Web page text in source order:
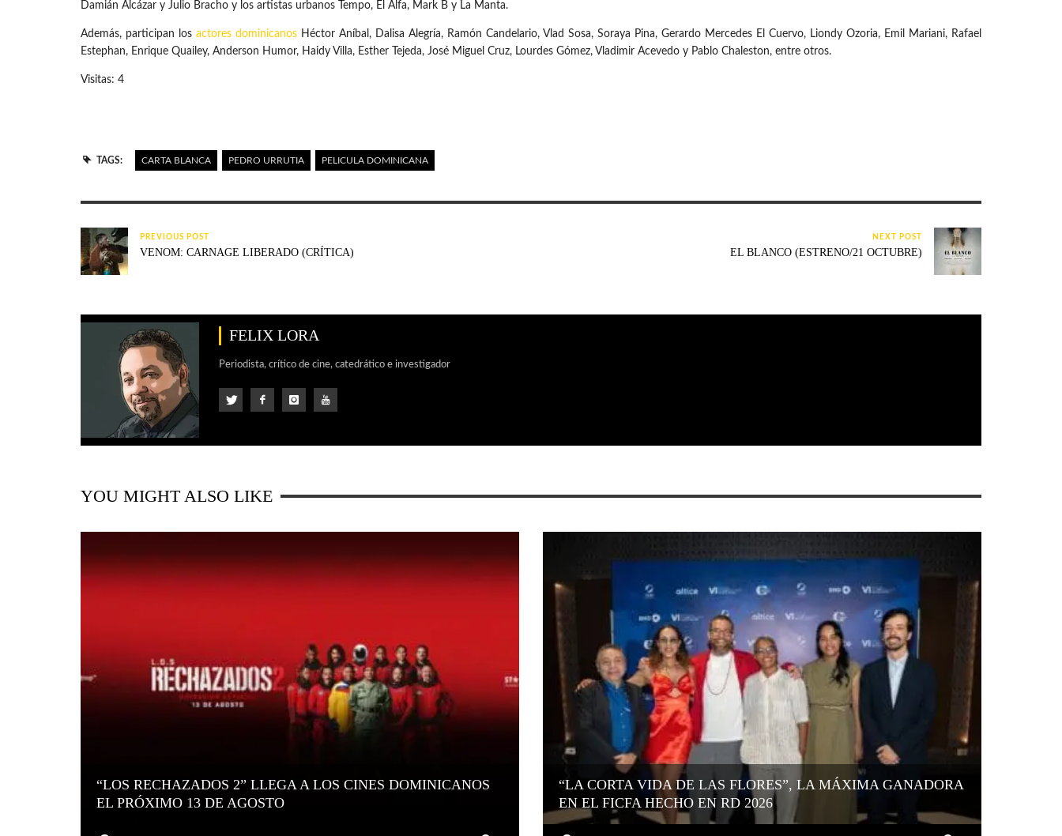
Damián Alcázar y Julio Bracho y los artistas urbanos Tempo, El Alfa, Mark B y La Manta.
Además, participan los actores dominicanos Héctor Aníbal, Dalisa Alegría, Ramón Candelario, Vlad Sosa, Soraya Pina, Gerardo Mercedes El Cuervo, Liondy Ozoria, Emil Mariani, Rafael
Estephan, Enrique Quailey, Anderson Humor, Haidy Villa, Esther Tejeda, José Miguel Cruz, Lourdes Gómez, Vladimir Acevedo y Pablo Chaleston, entre otros.
Visitas: 4
TAGS: CARTA BLANCA PEDRO URRUTIA PELICULA DOMINICANA
PREVIOUS POST
VENOM: CARNAGE LIBERADO (CRÍTICA)
NEXT POST
EL BLANCO (ESTRENO/21 OCTUBRE)
FELIX LORA
Periodista, crítico de cine, catedrático e investigador
YOU MIGHT ALSO LIKE
“LOS RECHAZADOS 2” LLEGA A LOS CINES DOMINICANOS
EL PRÓXIMO 13 DE AGOSTO
“LA CORTA VIDA DE LAS FLORES”, LA MÁXIMA GANADORA
EN EL FICFA HECHO EN RD 2026